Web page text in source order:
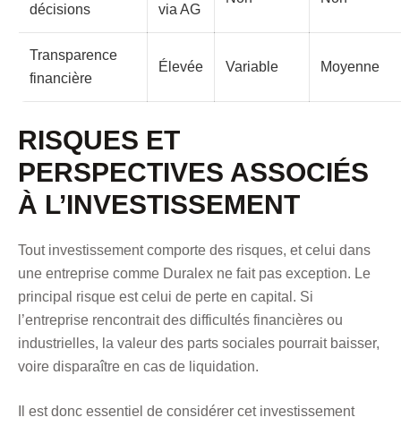
décisions
via AG
Transparence
financière
Élevée Variable Moyenne
RISQUES ET
PERSPECTIVES ASSOCIÉS
À L’INVESTISSEMENT
Tout investissement comporte des risques, et celui dans
une entreprise comme Duralex ne fait pas exception. Le
principal risque est celui de perte en capital. Si
l’entreprise rencontrait des difficultés financières ou
industrielles, la valeur des parts sociales pourrait baisser,
voire disparaître en cas de liquidation.
Il est donc essentiel de considérer cet investissement